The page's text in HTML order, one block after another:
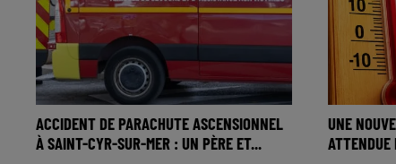
ACCIDENT DE PARACHUTE ASCENSIONNEL
À SAINT-CYR-SUR-MER : UN PÈRE ET...
UNE
ATTENDUE